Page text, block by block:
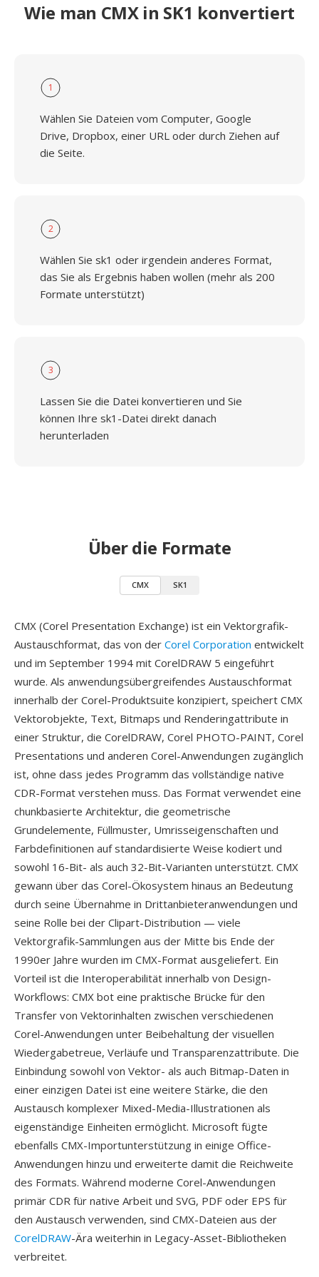
Wie man CMX in SK1 konvertiert
1
Wählen Sie Dateien vom Computer, Google
Drive, Dropbox, einer URL oder durch Ziehen auf
die Seite.
2
Wählen Sie sk1 oder irgendein anderes Format,
das Sie als Ergebnis haben wollen (mehr als 200
Formate unterstützt)
3
Lassen Sie die Datei konvertieren und Sie
können Ihre sk1-Datei direkt danach
herunterladen
Über die Formate
CMX SK1
CMX (Corel Presentation Exchange) ist ein Vektorgrafik-
Austauschformat, das von der Corel Corporation entwickelt
und im September 1994 mit CorelDRAW 5 eingeführt
wurde. Als anwendungsübergreifendes Austauschformat
innerhalb der Corel-Produktsuite konzipiert, speichert CMX
Vektorobjekte, Text, Bitmaps und Renderingattribute in
einer Struktur, die CorelDRAW, Corel PHOTO-PAINT, Corel
Presentations und anderen Corel-Anwendungen zugänglich
ist, ohne dass jedes Programm das vollständige native
CDR-Format verstehen muss. Das Format verwendet eine
chunkbasierte Architektur, die geometrische
Grundelemente, Füllmuster, Umrisseigenschaften und
Farbdefinitionen auf standardisierte Weise kodiert und
sowohl 16-Bit- als auch 32-Bit-Varianten unterstützt. CMX
gewann über das Corel-Ökosystem hinaus an Bedeutung
durch seine Übernahme in Drittanbieteranwendungen und
seine Rolle bei der Clipart-Distribution — viele
Vektorgrafik-Sammlungen aus der Mitte bis Ende der
1990er Jahre wurden im CMX-Format ausgeliefert. Ein
Vorteil ist die Interoperabilität innerhalb von Design-
Workflows: CMX bot eine praktische Brücke für den
Transfer von Vektorinhalten zwischen verschiedenen
Corel-Anwendungen unter Beibehaltung der visuellen
Wiedergabetreue, Verläufe und Transparenzattribute. Die
Einbindung sowohl von Vektor- als auch Bitmap-Daten in
einer einzigen Datei ist eine weitere Stärke, die den
Austausch komplexer Mixed-Media-Illustrationen als
eigenständige Einheiten ermöglicht. Microsoft fügte
ebenfalls CMX-Importunterstützung in einige Office-
Anwendungen hinzu und erweiterte damit die Reichweite
des Formats. Während moderne Corel-Anwendungen
primär CDR für native Arbeit und SVG, PDF oder EPS für
den Austausch verwenden, sind CMX-Dateien aus der
CorelDRAW-Ära weiterhin in Legacy-Asset-Bibliotheken
verbreitet.